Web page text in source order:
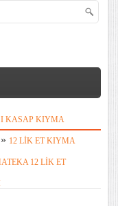
KASAP KIYMA
» 12 LIK ET KIYMA
12 LIK ET